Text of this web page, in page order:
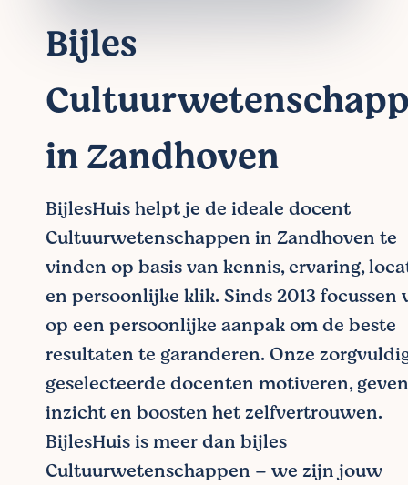
Bijles
in Zandhoven
BijlesHuis helpt je de ideale docent
Cultuurwetenschappen in Zandhoven te
vinden op basis van kennis, ervaring,
en persoonlijke klik. Sinds 2013 focussen
op een persoonlijke aanpak om de beste
resultaten te garanderen. Onze
geselecteerde docenten motiveren, geven
inzicht en boosten het zelfvertrouwen.
BijlesHuis is meer dan bijles
Cultuurwetenschappen – we zijn jouw